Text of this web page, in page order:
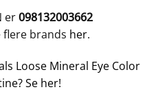
er098132003662
flere brands her.
Loose Mineral Eye Color
Se her!